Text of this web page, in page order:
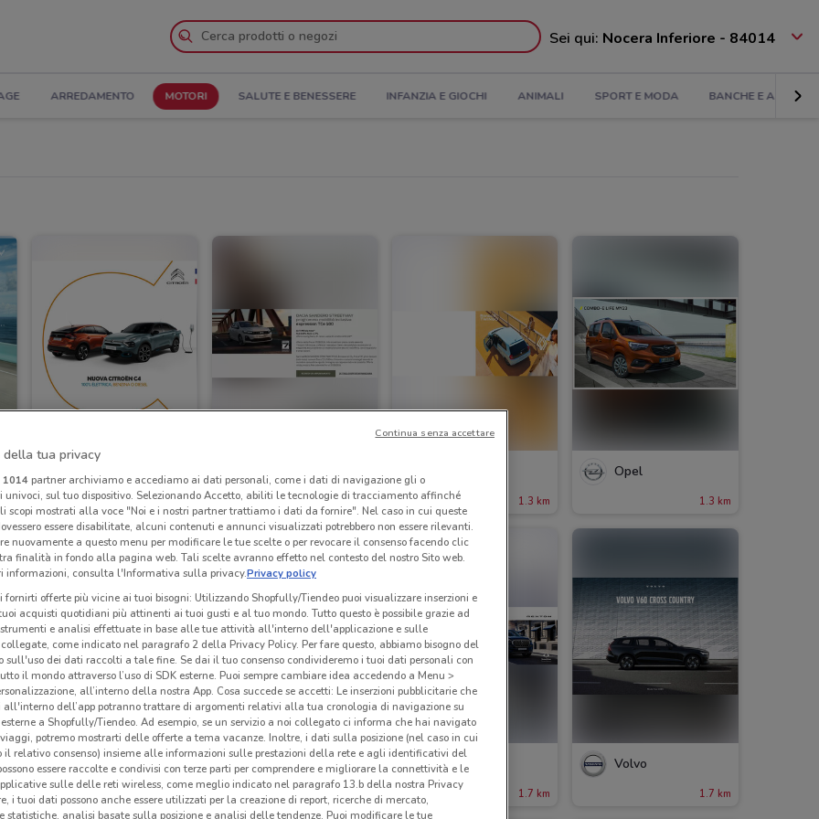
Sei qui: Nocera Inferiore - 84014
ARREDAMENTO MOTORI SALUTE E BENESSERE INFANZIA E GIOCHI ANIMALI SPORT E MODA BANCHE E
Citroën
1.1 km
Dacia
Scade il 31/08 1.2 km 1.3 km
Opel
1.3 km
Fiat
1.6 km
Abarth
1.7 km
SsangYong
1.7 km
Volvo
1.7 km
della tua privacy
1014partner archiviamo e accediamo ai dati personali, come i dati di navigazione gli o
sul tuo dispositivo. Selezionando Accetto, abiliti le tecnologie di tracciamento affinché
scopi mostrati alla voce "Noi e i nostri partner trattiamo i dati da fornire". Nel caso in cui queste
essere disabilitate, alcuni contenuti e annunci visualizzati potrebbero non essere rilevanti.
nuovamente a questo menu per modificare le tue scelte o per revocare il consenso facendo clic
finalità in fondo alla pagina web. Tali scelte avranno effetto nel contesto del nostro Sito web.
informazioni, consulta l'Informativa sulla privacy.Privacy policy
fornirti offerte più vicine ai tuoi bisogni: Utilizzando Shopfully/Tiendeo puoi visualizzare inserzioni e
acquisti quotidiani più attinenti ai tuoi gusti e al tuo mondo. Tutto questo è possibile grazie ad
e analisi effettuate in base alle tue attività all'interno dell'applicazione e sulle
come indicato nel paragrafo 2 della Privacy Policy. Per fare questo, abbiamo bisogno del
sull'uso dei dati raccolti a tale fine. Se dai il tuo consenso condivideremo i tuoi dati personali con
il mondo attraverso l’uso di SDK esterne. Puoi sempre cambiare idea accedendo a Menu >
all’interno della nostra App. Cosa succede se accetti: Le inserzioni pubblicitarie che
all'interno dell’app potranno trattare di argomenti relativi alla tua cronologia di navigazione su
a Shopfully/Tiendeo. Ad esempio, se un servizio a noi collegato ci informa che hai navigato
potremo mostrarti delle offerte a tema vacanze. Inoltre, i dati sulla posizione (nel caso in cui
il relativo consenso) insieme alle informazioni sulle prestazioni della rete e agli identificativi del
essere raccolte e condivisi con terze parti per comprendere e migliorare la connettività e le
sulle delle reti wireless, come meglio indicato nel paragrafo 13.b della nostra Privacy
i tuoi dati possono anche essere utilizzati per la creazione di report, ricerche di mercato,
statistiche, analisi basate sulla posizione e analisi delle tendenze. Puoi modificare le tue
Continua senza accettare